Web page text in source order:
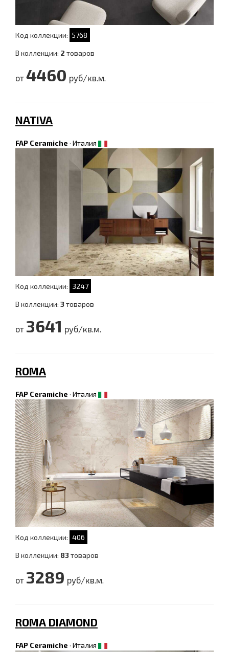
Код коллекции: 5768
В коллекции: 2 товаров
от 4460 руб/кв.м.
NATIVA
FAP Ceramiche · Италия
Код коллекции: 3247
В коллекции: 3товаров
от 3641 руб/кв.м.
ROMA
FAP Ceramiche · Италия
Код коллекции: 406
В коллекции: 83товаров
от 3289 руб/кв.м.
ROMA DIAMOND
FAP Ceramiche · Италия